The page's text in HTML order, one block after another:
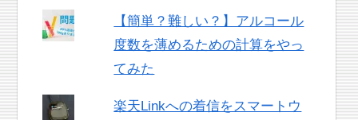
【簡単？難しい？】アルコール
度数を薄めるための計算をやっ
てみた
楽天Linkへの着信をスマートウ